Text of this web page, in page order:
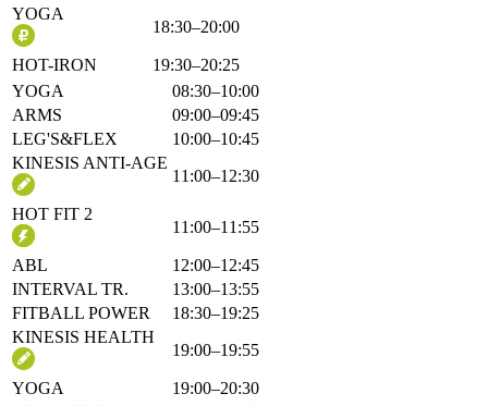
YOGA
18:30–20:00
HOT-IRON
19:30–20:25
YOGA
08:30–10:00
ARMS
09:00–09:45
LEG'S&FLEX
10:00–10:45
KINESIS ANTI-AGE
11:00–12:30
HOT FIT 2
11:00–11:55
ABL
12:00–12:45
INTERVAL TR.
13:00–13:55
FITBALL POWER
18:30–19:25
KINESIS HEALTH
19:00–19:55
YOGA
19:00–20:30